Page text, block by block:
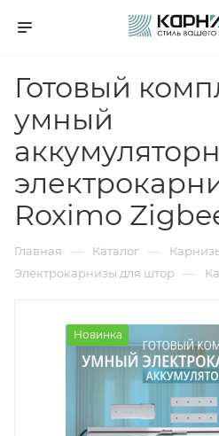
Готовый
умный
Roximo
Главная — Каталог —
Электрокарнизы для штор —
Новинка